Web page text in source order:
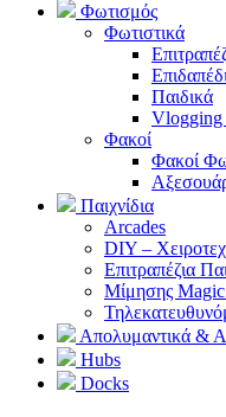
Φωτισμός
Φωτιστικά
Παιδικά
Φακοί
Φακοί
Παιχνίδια
Arcades
DIY –
Επιτραπέζια
Μίμησης
Απολυμαντικά &
Hubs
Docks